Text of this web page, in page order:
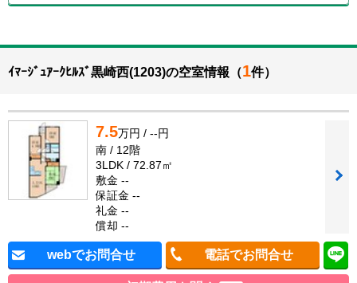
ｲﾏｰｼﾞｭｱｰｸﾋﾙｽﾞ黒崎西(1203)の空室情報（1件）
7.5万円 / --円
南 / 12階
3LDK / 72.87㎡
敷金 --
保証金 --
礼金 --
償却 --
webでお問合せ 電話でお問合せ